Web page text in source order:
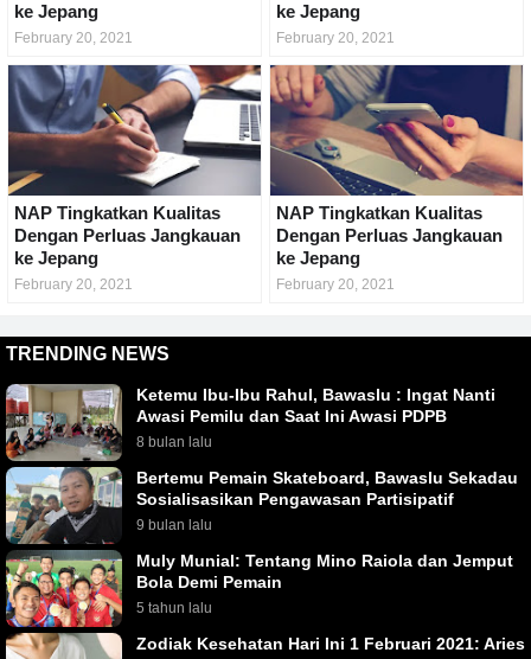
ke Jepang
February 20, 2021
ke Jepang
February 20, 2021
NAP Tingkatkan Kualitas
Dengan Perluas Jangkauan
ke Jepang
February 20, 2021
NAP Tingkatkan Kualitas
Dengan Perluas Jangkauan
ke Jepang
February 20, 2021
TRENDING NEWS
Ketemu Ibu-Ibu Rahul, Bawaslu : Ingat Nanti
Awasi Pemilu dan Saat Ini Awasi PDPB
8 bulan lalu
Bertemu Pemain Skateboard, Bawaslu Sekadau
Sosialisasikan Pengawasan Partisipatif
9 bulan lalu
Muly Munial: Tentang Mino Raiola dan Jemput
Bola Demi Pemain
5 tahun lalu
Zodiak Kesehatan Hari Ini 1 Februari 2021: Aries